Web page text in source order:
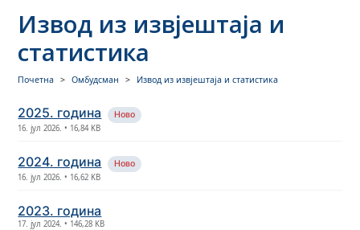
Извод из извјештаја и
статистика
Почетна Омбудсман Извод из извјештаја и статистика
2025. година
Ново
16. јул 2026. • 16,84 KB
2024. година
Ново
16. јул 2026. • 16,62 KB
2023. година
17. јул 2024. • 146,28 KB